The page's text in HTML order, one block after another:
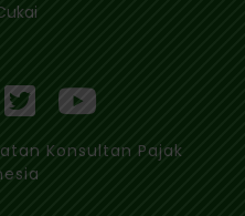
Konsultan Pajak